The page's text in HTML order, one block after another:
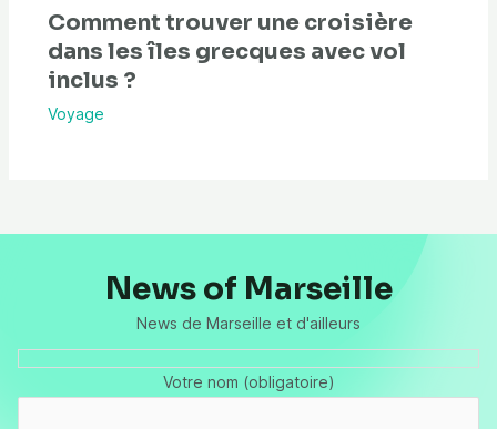
Comment trouver une croisière
dans les îles grecques avec vol
inclus ?
Voyage
News of Marseille
News de Marseille et d'ailleurs
Votre nom (obligatoire)